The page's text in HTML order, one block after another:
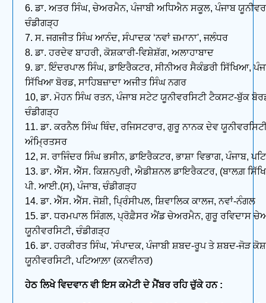
6. ਡਾ. ਅਤਰ ਸਿੰਘ, ਚੇਅਰਮੈਨ, ਪੰਜਾਬੀ ਅਧਿਐਨ ਸਕੂਲ, ਪੰਜਾਬ
ਚੰਡੀਗੜ੍ਹ
7. ਸ. ਜਗਜੀਤ ਸਿੰਘ ਆਨੰਦ, ਸੰਪਾਦਕ ‘ਨਵਾਂ ਜ਼ਮਾਨਾ', ਜਲੰਧਰ
8. ਡਾ. ਹਰਦੇਵ ਬਾਹਰੀ, ਕੋਸ਼ਕਾਰੀ-ਵਿਸ਼ੇਸ਼ੱਗ, ਅਲਾਹਾਬਾਦ
9. ਡਾ. ਇੰਦਰਪਾਲ ਸਿੰਘ, ਡਾਇਰੈਕਟਰ, ਸੀਨੀਅਰ ਸੈਕੰਡਰੀ ਸਿੱਖਿਆ,
ਸਿੱਖਿਆ ਬੋਰਡ, ਸਾਹਿਬਜ਼ਾਦਾ ਅਜੀਤ ਸਿੰਘ ਨਗਰ
10, ਡਾ. ਮੋਹਨ ਸਿੰਘ ਰਤਨ, ਪੰਜਾਬ ਸਟੇਟ ਯੂਨੀਵਰਸਿਟੀ ਟੈਕਸਟ-ਬੁੱਕ
ਚੰਡੀਗੜ੍ਹ
11. ਡਾ. ਕਰਨੈਲ ਸਿੰਘ ਥਿੰਦ, ਰਜਿਸਟਰਾਰ, ਗੁਰੂ ਨਾਨਕ ਦੇਵ
ਅੰਮ੍ਰਿਤਸਰ
12, ਸ. ਰਾਜਿੰਦਰ ਸਿੰਘ ਭਸੀਨ, ਡਾਇਰੈਕਟਰ, ਭਾਸ਼ਾ ਵਿਭਾਗ, ਪੰਜਾਬ,
13. ਡਾ. ਐੱਸ. ਐੱਸ. ਕਿਸ਼ਨਪੁਰੀ, ਐਡੀਸ਼ਨਲ ਡਾਇਰੈਕਟਰ, (ਬਾਲਗ਼
ਪੀ. ਆਈ.(ਸ), ਪੰਜਾਬ, ਚੰਡੀਗੜ੍ਹ
14. ਡਾ. ਐੱਸ. ਐੱਸ. ਜੋਸ਼ੀ, ਪ੍ਰਿੰਸੀਪਲ, ਸ਼ਿਵਾਲਿਕ ਕਾਲਜ, ਨਵਾਂ-ਨੰਗਲ
15. ਡਾ. ਧਰਮਪਾਲ ਸਿੰਗਲ, ਪ੍ਰੋਫ਼ੈਸਰ ਐਂਡ ਚੇਅਰਮੈਨ, ਗੁਰੂ ਰਵਿਦਾਸ
ਯੂਨੀਵਰਸਿਟੀ, ਚੰਡੀਗੜ੍ਹ
16. ਡਾ. ਹਰਕੀਰਤ ਸਿੰਘ, 'ਸੰਪਾਦਕ, ਪੰਜਾਬੀ ਸ਼ਬਦ-ਰੂਪ ਤੇ ਸ਼ਬਦ-ਜੋੜ
ਯੂਨੀਵਰਸਿਟੀ, ਪਟਿਆਲ਼ਾ (ਕਨਵੀਨਰ)
ਹੇਠ ਲਿਖੇ ਵਿਦਵਾਨ ਵੀ ਇਸ ਕਮੇਟੀ ਦੇ ਮੈਂਬਰ ਰਹਿ ਚੁੱਕੇ ਹਨ :